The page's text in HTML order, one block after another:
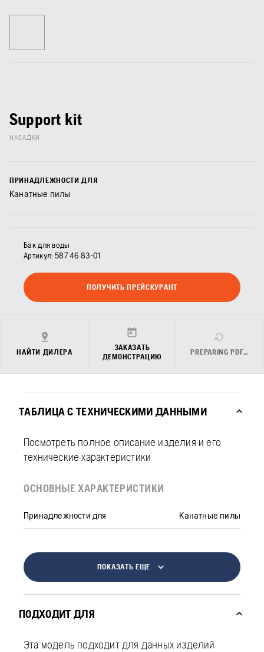
Support kit
НАСАДКИ
ПРИНАДЛЕЖНОСТИ ДЛЯ
Канатные пилы
Бак для воды
Артикул: 587 46 83‑01
ПОЛУЧИТЬ ПРЕЙСКУРАНТ
НАЙТИ ДИЛЕРА
ЗАКАЗАТЬ
ДЕМОНСТРАЦИЮ
PREPARING PDF…
ТАБЛИЦА С ТЕХНИЧЕСКИМИ ДАННЫМИ
Посмотреть полное описание изделия и его
технические характеристики
ОСНОВНЫЕ ХАРАКТЕРИСТИКИ
Принадлежности для Канатные пилы
ПОКАЗАТЬ ЕЩЕ
ПОДХОДИТ ДЛЯ
Эта модель подходит для данных изделий